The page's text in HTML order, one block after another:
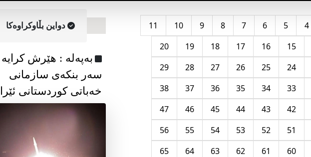
4
5
6
7
8
9
10
11
15
16
17
18
19
20
24
25
26
27
28
29
33
34
35
36
37
38
42
43
44
45
46
47
51
52
53
54
55
56
60
61
62
63
64
65
دواین بڵاوکراوه‌کا
به‌په‌له‌ : هێرش کرایە
سەر بنکەی سازمانی
خەباتی کوردستانی